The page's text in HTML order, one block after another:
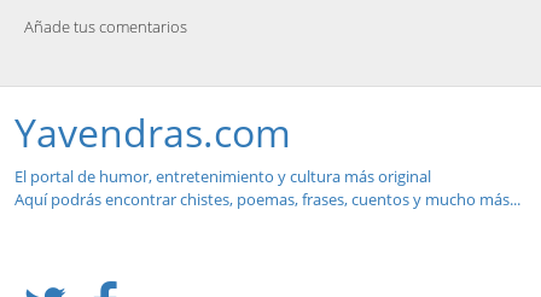
Añade tus comentarios
Yavendras.com
El portal de humor, entretenimiento y cultura más original
Aquí podrás encontrar chistes, poemas, frases, cuentos y mucho más...